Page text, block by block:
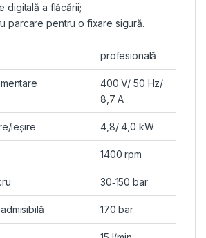
digitală a flăcării;
parcare pentru o fixare sigură.
profesională
400 V/ 50 Hz/
8,7 A
ieșire 4,8/ 4,0 kW
1400 rpm
30‑150 bar
170 bar